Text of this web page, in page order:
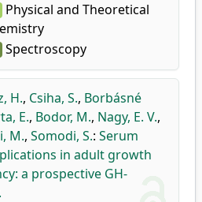
Physical and Theoretical
Spectroscopy
H., Csiha, S., Borbásné
E., Bodor, M., Nagy, E. V.,
M., Somodi, S.: Serum
in adult growth
a prospective GH-